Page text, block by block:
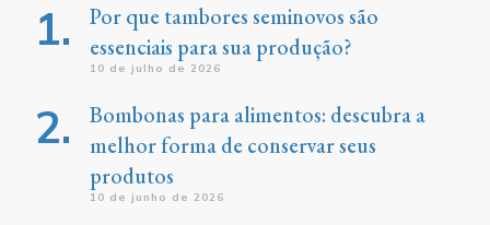
Por que tambores seminovos são
essenciais para sua produção?
10 de julho de 2026
Bombonas para alimentos: descubra a
melhor forma de conservar seus
produtos
10 de junho de 2026